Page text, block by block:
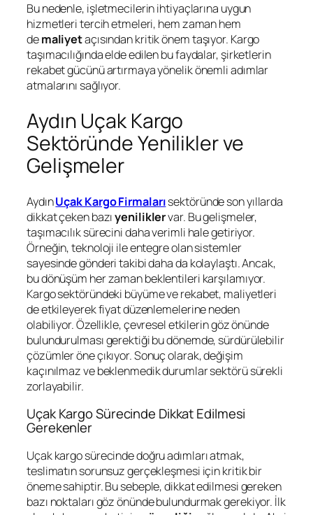
Bu nedenle, işletmecilerin ihtiyaçlarına uygun
hizmetleri tercih etmeleri, hem zaman hem
demaliyetaçısından kritik önem taşıyor. Kargo
taşımacılığında elde edilen bu faydalar, şirketlerin
rekabet gücünü artırmaya yönelik önemli adımlar
atmalarını sağlıyor.
Aydın Uçak Kargo
Sektöründe Yenilikler ve
Gelişmeler
AydınUçak Kargo Firmalarısektöründe son yıllarda
dikkat çeken bazıyeniliklervar. Bu gelişmeler,
taşımacılık sürecini daha verimli hale getiriyor.
Örneğin, teknoloji ile entegre olan sistemler
sayesinde gönderi takibi daha da kolaylaştı. Ancak,
bu dönüşüm her zaman beklentileri karşılamıyor.
Kargo sektöründeki büyüme ve rekabet, maliyetleri
de etkileyerek fiyat düzenlemelerine neden
olabiliyor. Özellikle, çevresel etkilerin göz önünde
bulundurulması gerektiği bu dönemde, sürdürülebilir
çözümler öne çıkıyor. Sonuç olarak, değişim
kaçınılmaz ve beklenmedik durumlar sektörü sürekli
zorlayabilir.
Uçak Kargo Sürecinde Dikkat Edilmesi
Gerekenler
Uçak kargo sürecinde doğru adımları atmak,
teslimatın sorunsuz gerçekleşmesi için kritik bir
öneme sahiptir. Bu sebeple, dikkat edilmesi gereken
bazı noktaları göz önünde bulundurmak gerekiyor. İlk